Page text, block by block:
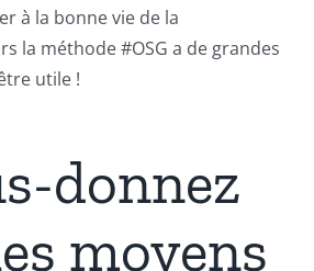
à la bonne vie de la
la méthode #OSG a de grandes
utile !
donnez
moyens